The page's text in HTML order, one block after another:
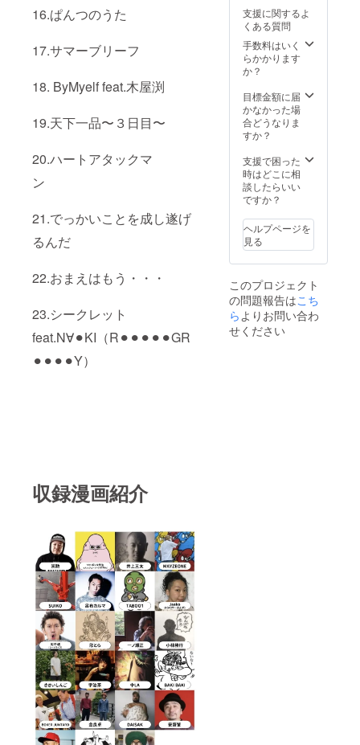
16.ぱんつのうた
17.サマーブリーフ
18. ByMyelf feat.木屋渕
19.天下一品〜３日目〜
20.ハートアタックマ
ン
21.でっかいことを成し遂げ
るんだ
22.おまえはもう・・・
23.シークレット
feat.N∀⚫︎KI（R⚫︎⚫︎⚫︎⚫︎⚫︎GR
⚫︎⚫︎⚫︎⚫︎Y）
収録漫画紹介
判断し
た場合
は、内
容を変
る可能
性があ
りま
供方
法：動
画リン
クを
にて送
らせて
頂きま
す。 ※T
のサイ
ズ(S〜
XXL)を
お選び
下さ
ン]の
WAV音
源 ◆メ
ンバー
◆スト
パンメ
ガホン
シャツ
◆応援
タオル
◆クラ
ファン
ディン
グ限定
オリジ
テッ
カー ◆
大感謝
メッ
セージ
期限 2
年間 更
に【全
部コミ
プラ
ン】(広
告ペー
セット)
もセッ
トで
す。 ◆
のPRし
たい事
や物を
オリジ
曲とし
て制作
しま
す！ ◆
あなた
作しま
す！ 制
作した
楽曲は
等ご自
由にご
使用頂
曲の内
容や楽
曲の雰
囲気な
ち合わ
せの上
で制作
いたし
※曲完成
の時期
はあく
まで目
安とお
支援に関するよ
くある質問
手数料はいく
らかかります
か？
目標金額に届
かなかった場
合どうなりま
すか？
支援で困った
時はどこに相
談したらいい
ですか？
ヘルプページを
見る
このプロジェクト
の問題報告はこち
らよりお問い合わ
せください